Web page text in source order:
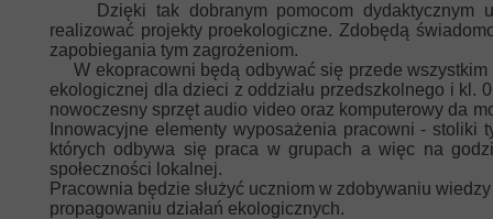
Dzięki tak dobranym pomocom dydaktycznym
realizować projekty proekologiczne. Zdobędą
zapobiegania tym zagrożeniom.
W ekopracowni będą odbywać się przede wszystkim
ekologicznej dla dzieci z oddziału przedszkolnego i kl.
nowoczesny sprzęt audio video oraz komputerowy da
Innowacyjne elementy wyposażenia pracowni -
których odbywa się praca w grupach a więc na
społeczności lokalnej.
Pracownia będzie służyć uczniom w zdobywaniu
propagowaniu działań ekologicznych.